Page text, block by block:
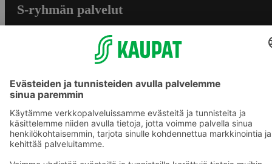
S-ryhmän palvelut
S-ostoslista -sovellus
Prisma.fi
Sokos.fi
S-Pankki
Yhteishyvä
Sokos Hotels